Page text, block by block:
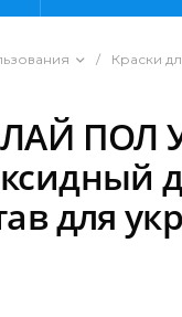
/ Краски
для